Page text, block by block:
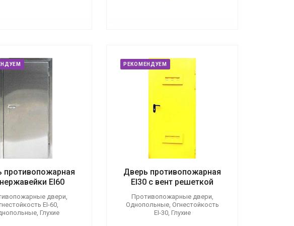
противопожарная
EI60
двери,
EI-60,
Глухие
РЕКОМЕНДУЕМ
Дверь противопожарная
EI30 с вент решеткой
Противопожарные двери,
Однопольные, Огнестойкость
EI-30, Глухие